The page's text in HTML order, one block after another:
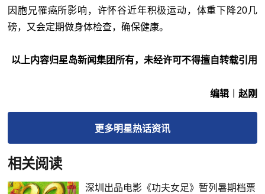
因胞兄罹癌所影响，许怀谷近年积极运动，体重下降20几
磅，又会定期做身体检查，确保健康。
以上内容归星岛新闻集团所有，未经许可不得擅自转载引用
编辑︱赵刚
更多明星热话资讯
相关阅读
深圳出品电影《功夫女足》暂列暑期档票